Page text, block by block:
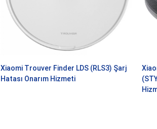
Xiaomi Trouver Finder LDS (RLS3) Şarj
Hatası Onarım Hizmeti